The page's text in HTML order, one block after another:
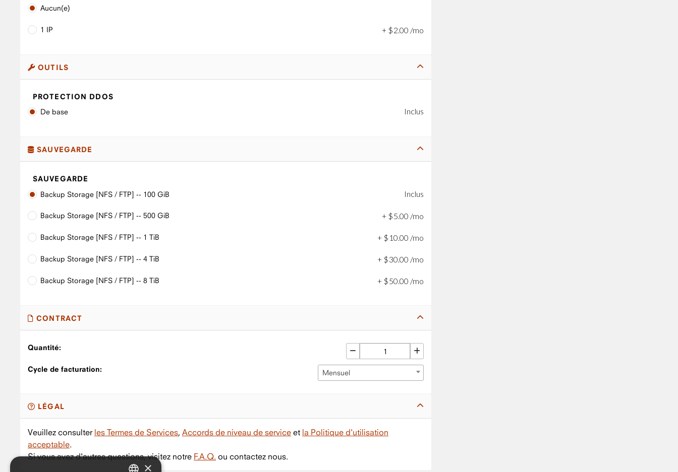
Aucun(e)
1 IP + $2 .00 /mo
OUTILS
PROTECTION DDOS
De base
Inclus
SAUVEGARDE
SAUVEGARDE
Backup Storage [NFS / FTP] -- 100 GiB
Inclus
Backup Storage [NFS / FTP] -- 500 GiB + $5.00 /mo
Backup Storage [NFS / FTP] -- 1 TiB + $ 10.00 /mo
Backup Storage [NFS / FTP] -- 4 TiB + $30.00 /mo
Backup Storage [NFS / FTP] -- 8 TiB + $50.00 /mo
CONTRACT
Quantité:
Cycle de facturation: Mensuel
LÉGAL
Veuillez consulter les Termes de Services, Accords de niveau de service et la Politique d'utilisation
acceptable.
Si vous avez d'autres questions, visitez notre F.A.Q. ou contactez nous.
×